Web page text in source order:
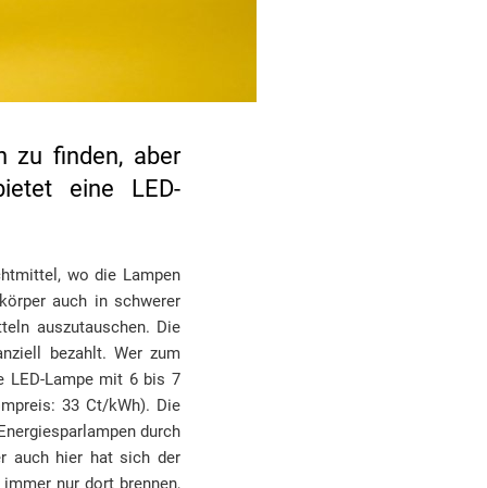
zu finden, aber
eine LED-
wo die Lampen
auch in schwerer
auszutauschen. Die
bezahlt. Wer zum
LED-Lampe mit 6 bis 7
33 Ct/kWh). Die
durch
auch hier hat sich der
nur dort brennen,